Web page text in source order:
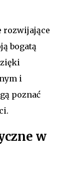
rozwijające
bogatą
i
poznać
w